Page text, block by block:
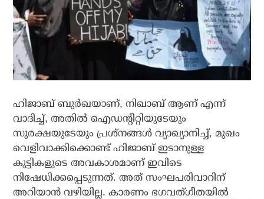
ഹിജാബ് ബുര്‍ഖയാണ്, നിഖാബ് ആണ് എന്ന്
വാദിച്ച്, അതില്‍ ഐഡന്റിറ്റിയുടേയും
സുരക്ഷയുടേയും പ്രശ്നങ്ങള്‍ വ്യാഖ്യാനിച്ച്, മുഖം
വെളിവാക്കിക്കൊണ്ട് ഹിജാബ് ഇടാനുള്ള
കുട്ടികളുടെ അവകാശമാണ് ഇവിടെ
നിഷേധിക്കപ്പെടുന്നത്. അത് സംഘപരിവാറിന്
അറിയാന്‍ വഴിയില്ല. കാരണം ഭഗവത്ഗീതയില്‍